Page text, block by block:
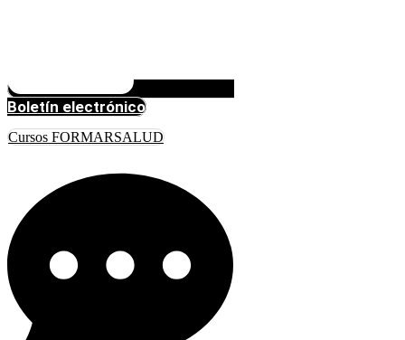
Boletín electrónico
Cursos FORMARSALUD